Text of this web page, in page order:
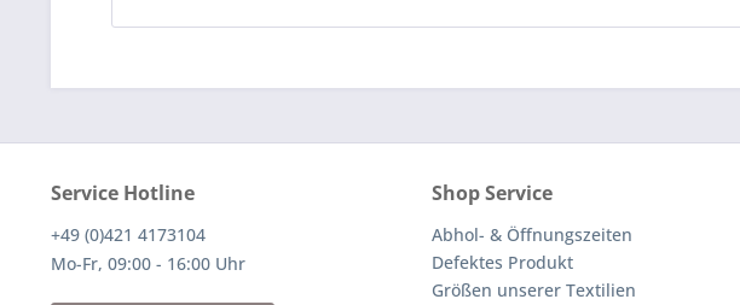
Service Hotline
+49 (0)421 4173104
Mo-Fr, 09:00 - 16:00 Uhr
Shop Service
Abhol- & Öffnungszeiten
Defektes Produkt
Größen unserer Textilien